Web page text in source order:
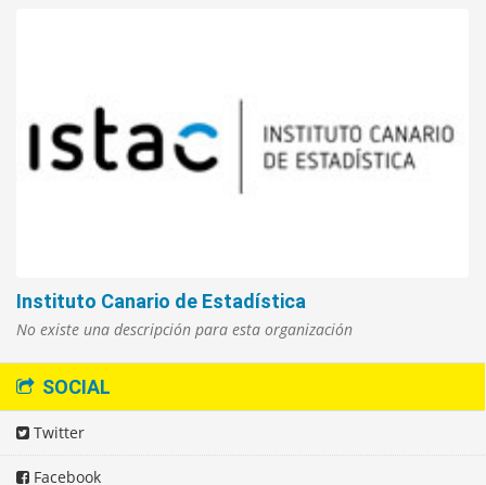
Instituto Canario de Estadística
No existe una descripción para esta organización
SOCIAL
Twitter
Facebook